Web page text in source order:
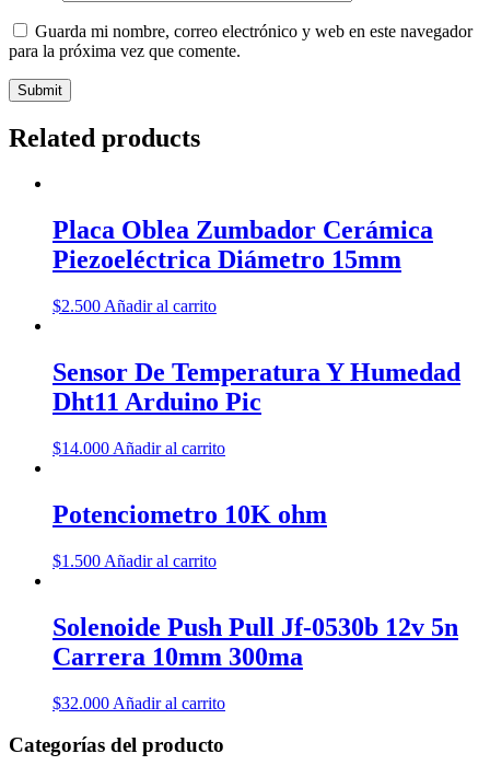
Guarda mi nombre, correo electrónico y web en este navegador
para la próxima vez que comente.
Related products
Placa Oblea Zumbador Cerámica
Piezoeléctrica Diámetro 15mm
$2.500 Añadir al carrito
Sensor De Temperatura Y Humedad
Dht11 Arduino Pic
$14.000 Añadir al carrito
Potenciometro 10K ohm
$1.500 Añadir al carrito
Solenoide Push Pull Jf-0530b 12v 5n
Carrera 10mm 300ma
$32.000 Añadir al carrito
Categorías del producto